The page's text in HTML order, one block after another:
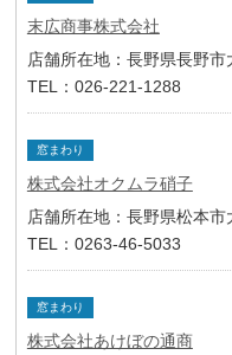
末広商事株式会社
店舗所在地：長野県長野
TEL：026-221-1288
窓まわり
株式会社オクムラ硝子
店舗所在地：長野県松本
TEL：0263-46-5033
窓まわり
株式会社あけぼの通商